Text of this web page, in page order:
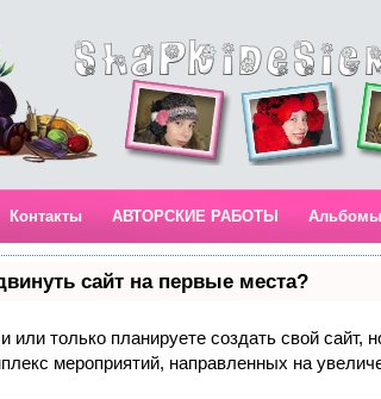
Контакты АВТОРСКИЕ РАБОТЫ Альбомы
сайт на первые места?
или только планируете создать свой сайт,
мероприятий, направленных на